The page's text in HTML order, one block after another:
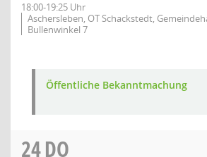
18:00-19:25 Uhr
Aschersleben, OT Schackstedt,
Bullenwinkel 7
Öffentliche Bekanntmachung
24DO